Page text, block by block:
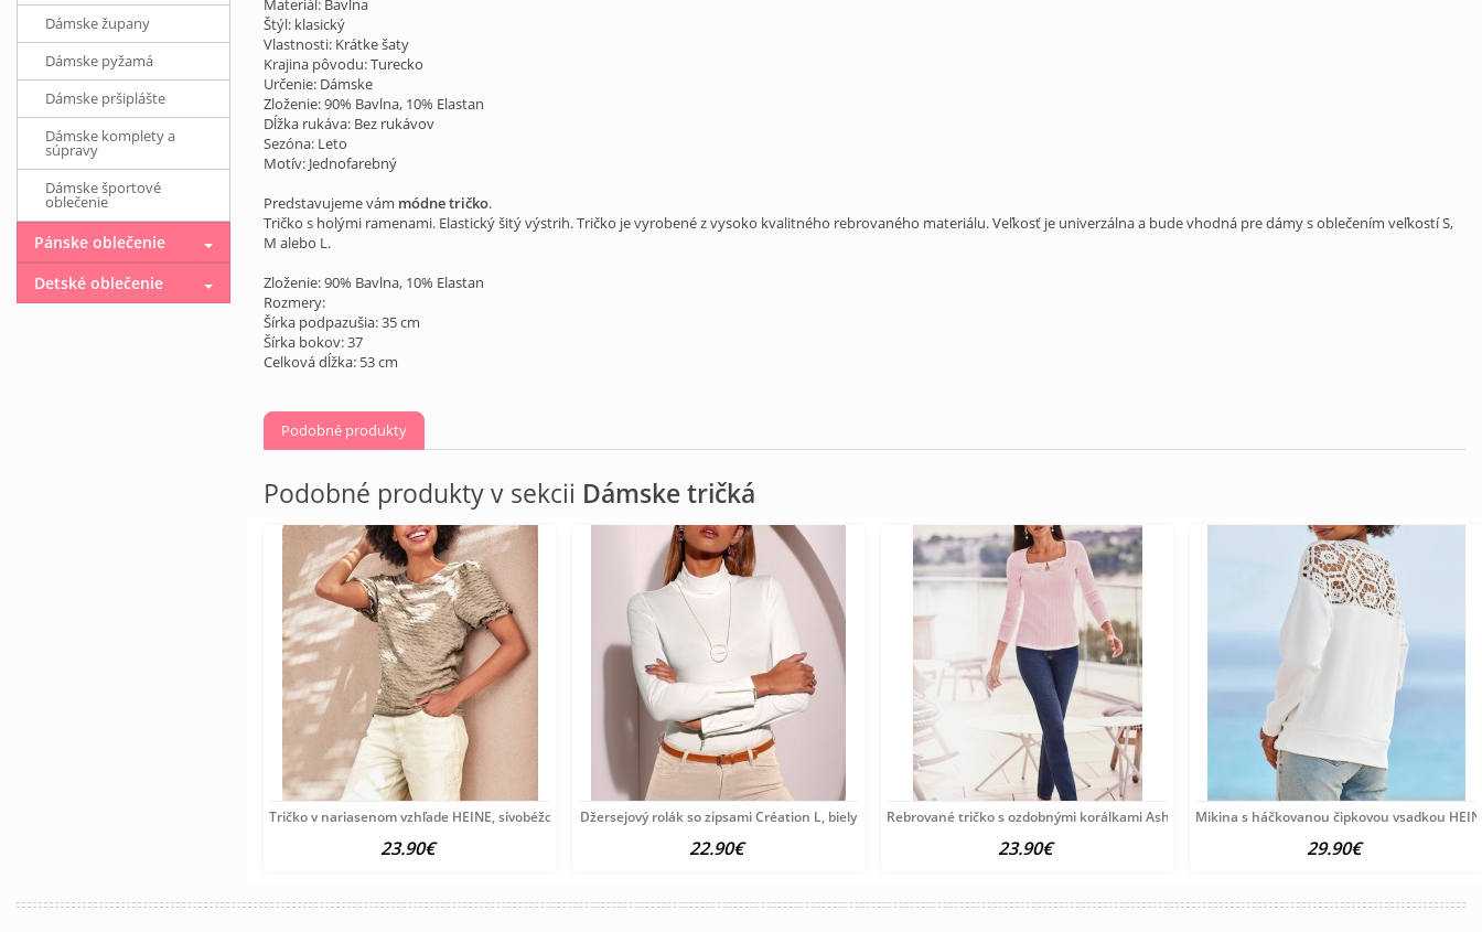
Materiál: Bavlna
Štýl: klasický
Vlastnosti: Krátke šaty
Krajina pôvodu: Turecko
Určenie: Dámske
Zloženie: 90% Bavlna, 10% Elastan
Dĺžka rukáva: Bez rukávov
Sezóna: Leto
Motív: Jednofarebný
Predstavujeme vám módne tričko.
Tričko s holými ramenami. Elastický šitý výstrih. Tričko je vyrobené z vysoko kvalitného rebrovaného materiálu. Veľkosť je univerzálna a bude vhodná pre dámy s oblečením veľkostí S,
M alebo L.
Zloženie: 90% Bavlna, 10% Elastan
Rozmery:
Šírka podpazušia: 35 cm
Šírka bokov: 37
Celková dĺžka: 53 cm
Podobné produkty
Podobné produkty v sekcii Dámske tričká
Tričko v nariasenom vzhľade HEINE, sivobéžové
23.90€
Džersejový rolák so zipsami Création L, biely
22.90€
Rebrované tričko s ozdobnými korálkami Ashley Brooke, ružové
23.90€
Mikina s háčkovanou čipkovou vsadkou
29.90€
Dámske župany
Dámske pyžamá
Dámske pršiplášte
Dámske komplety a
súpravy
Dámske športové
oblečenie
Pánske oblečenie
Detské oblečenie